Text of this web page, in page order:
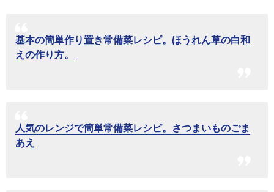
基本の簡単作り置き常備菜レシピ。ほうれん草の白和
えの作り方。
人気のレンジで簡単常備菜レシピ。さつまいものごま
あえ